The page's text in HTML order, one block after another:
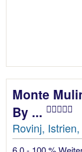
Monte
By ...
Rovinj,